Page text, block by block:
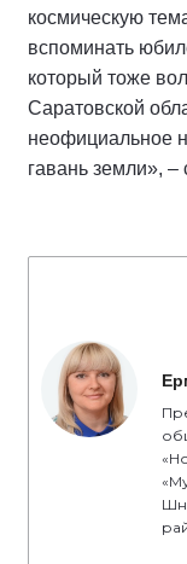
космическую
вспоминать
который тоже
Саратовской
неофициальное
гавань земли», –